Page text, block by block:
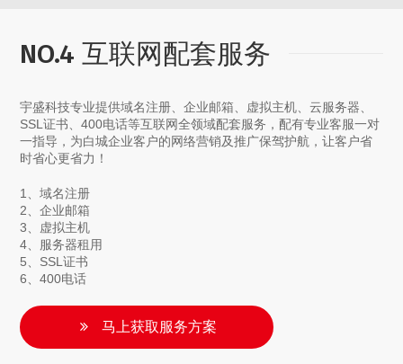
NO.4 互联网配套服务
宇盛科技专业提供域名注册、企业邮箱、虚拟主机、云服务器、
SSL证书、400电话等互联网全领域配套服务，配有专业客服一对
一指导，为白城企业客户的网络营销及推广保驾护航，让客户省
时省心更省力！
1、域名注册
2、企业邮箱
3、虚拟主机
4、服务器租用
5、SSL证书
6、400电话
马上获取服务方案